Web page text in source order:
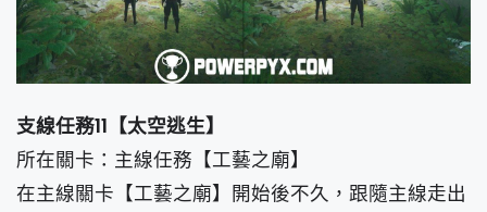
支線任務11【太空逃生】
所在關卡：主線任務【工藝之廟】
在主線關卡【工藝之廟】開始後不久，跟隨主線走出